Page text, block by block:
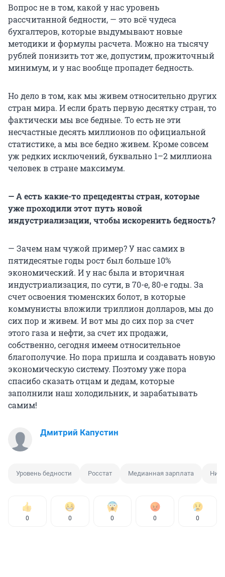
Вопрос не в том, какой у нас уровень
рассчитанной бедности, — это всё чудеса
бухгалтеров, которые выдумывают новые
методики и формулы расчета. Можно на тысячу
рублей понизить тот же, допустим, прожиточный
минимум, и у нас вообще пропадет бедность.
Но дело в том, как мы живем относительно других
стран мира. И если брать первую десятку стран, то
фактически мы все бедные. То есть не эти
несчастные десять миллионов по официальной
статистике, а мы все бедно живем. Кроме совсем
уж редких исключений, буквально 1–2 миллиона
человек в стране максимум.
— А есть какие-то прецеденты стран, которые
уже проходили этот путь новой
индустриализации, чтобы искоренить бедность?
— Зачем нам чужой пример? У нас самих в
пятидесятые годы рост был больше 10%
экономический. И у нас была и вторичная
индустриализация, по сути, в 70-е, 80-е годы. За
счет освоения тюменских болот, в которые
коммунисты вложили триллион долларов, мы до
сих пор и живем. И вот мы до сих пор за счет
этого газа и нефти, за счет их продажи,
собственно, сегодня имеем относительное
благополучие. Но пора пришла и создавать новую
экономическую систему. Поэтому уже пора
спасибо сказать отцам и дедам, которые
заполнили наш холодильник, и зарабатывать
самим!
Дмитрий Капустин
Уровень бедности Росстат Медианная зарплата
0 0 0 0 0